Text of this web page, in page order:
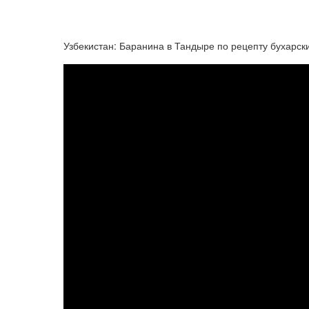
Узбекистан: Баранина в Тандыре по рецепту